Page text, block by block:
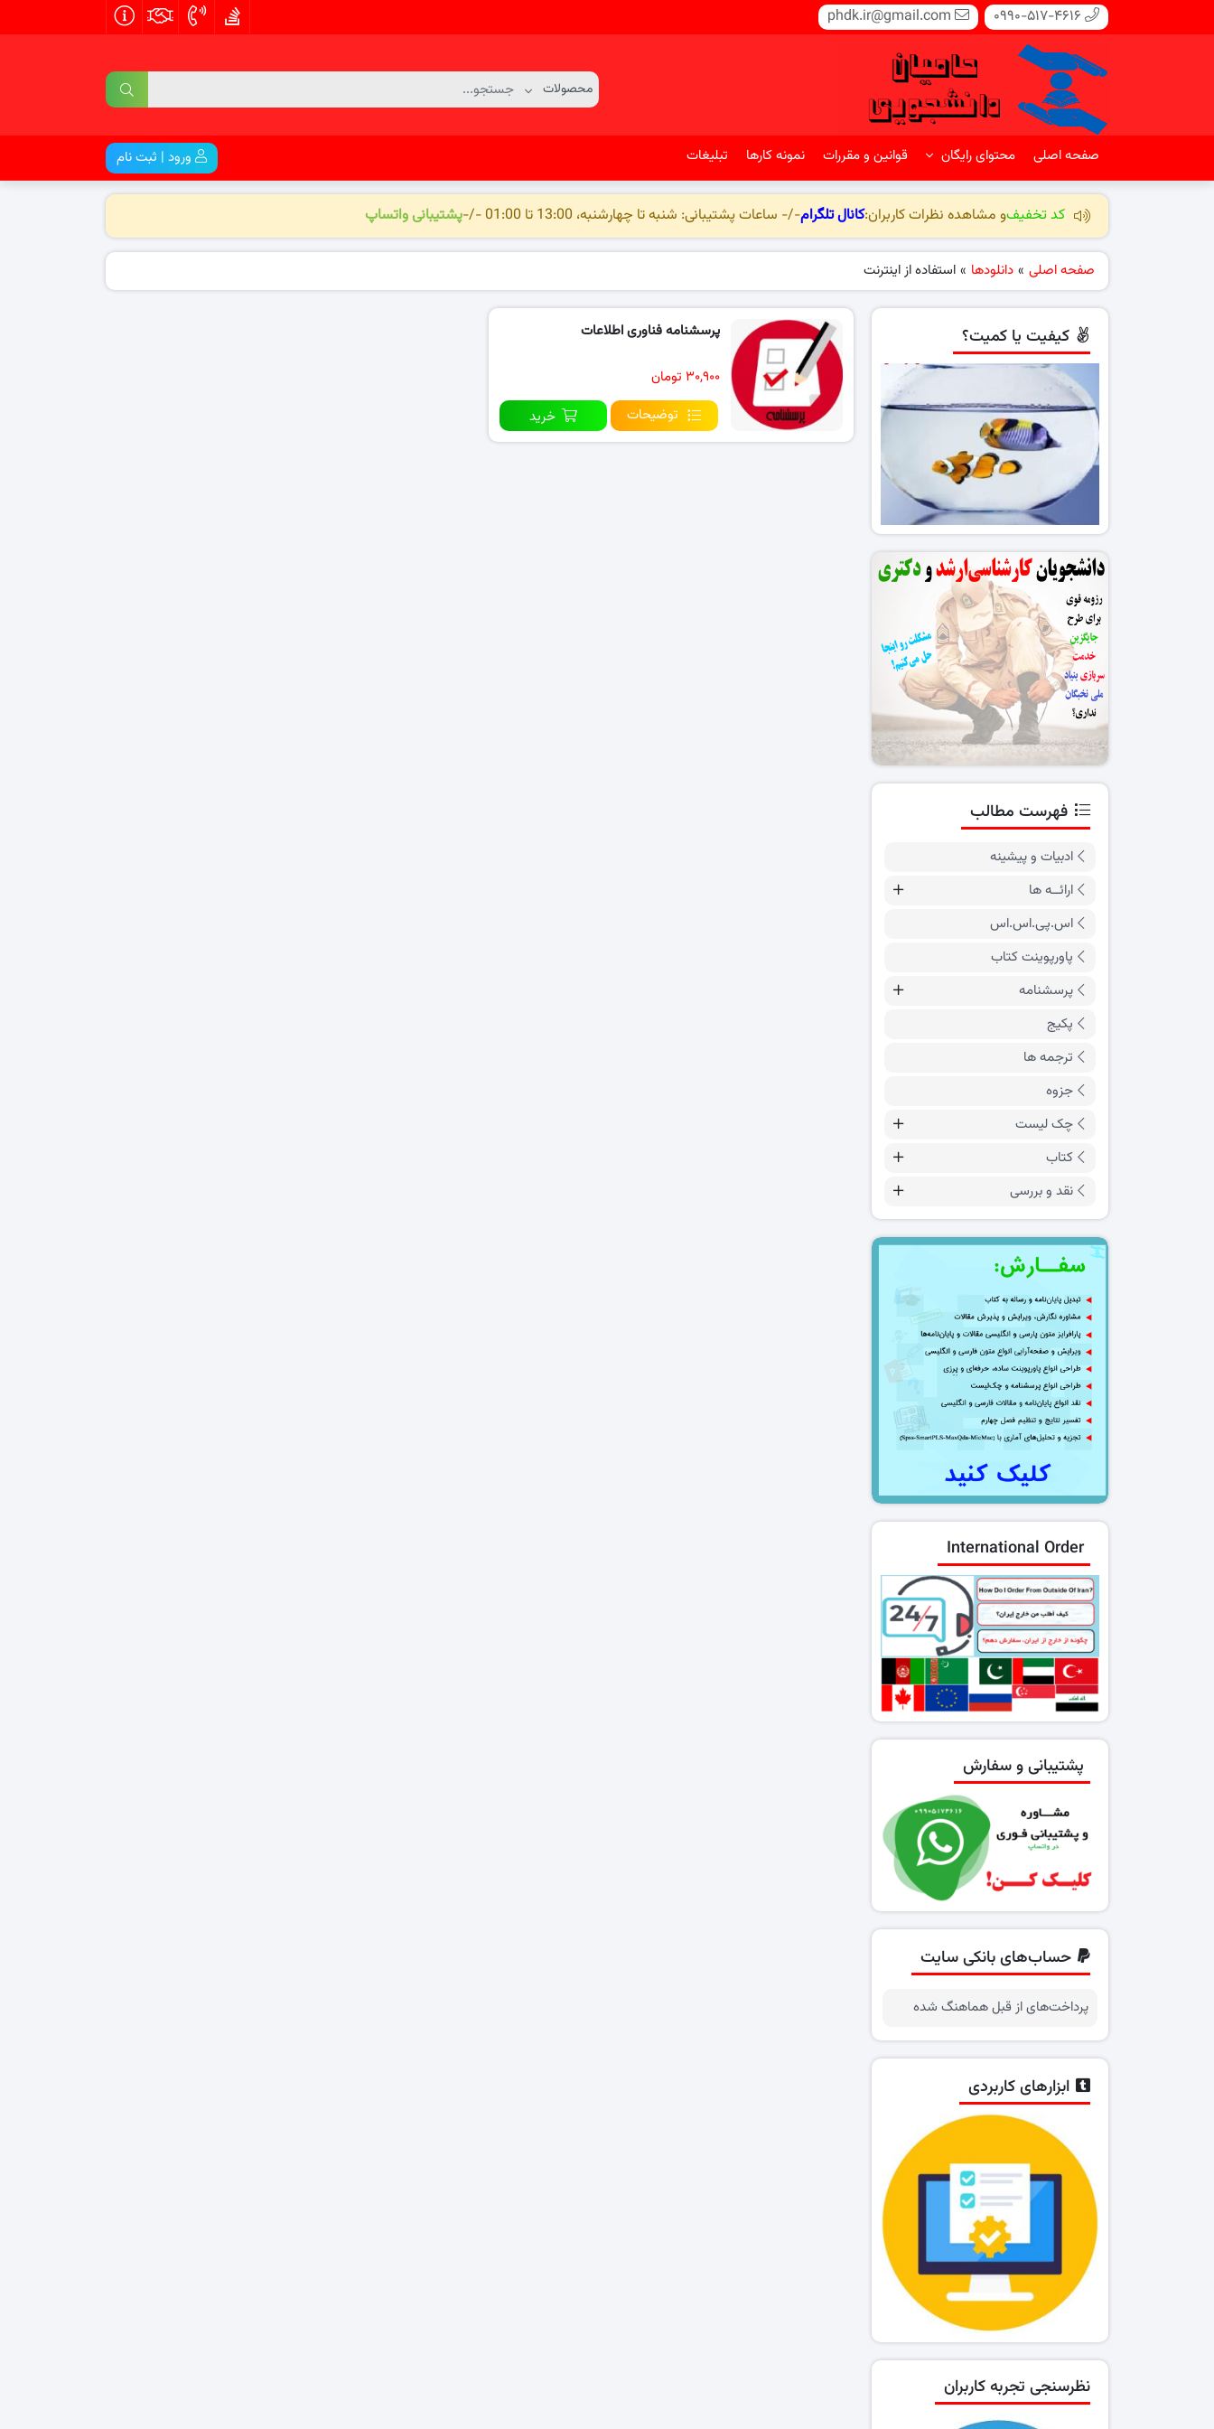
0990-517-4616
phdk.ir@gmail.com
صفحه اصلی محتوای رایگان قوانین و مقررات نمونه کارها تبلیغات ورود | ثبت نام
کد تخفیفو مشاهده نظرات کاربران:کانال تلگرام-/- ساعات پشتیبانی: شنبه تا چهارشنبه، 13:00 تا 01:00 -/- پشتیبانی واتساپ
صفحه اصلی » دانلودها » استفاده از اینترنت
پرسشنامه فناوری اطلاعات
۳۰,۹۰۰ تومان
توضیحات
خرید
کیفیت یا کمیت؟
فهرست مطالب
ادبیات و پیشینه
ارائــه ها
اس.پی.اس.اس
پاورپوینت کتاب
پرسشنامه
پکیج
ترجمه ها
جزوه
چک لیست
کتاب
نقد و بررسی
International Order
پشتیبانی و سفارش
حساب‌های بانکی سایت
پرداخت‌های از قبل هماهنگ شده
ابزارهای کاربردی
نظرسنجی تجربه کاربران